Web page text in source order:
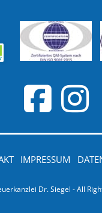
Dr. Siegel - All
IMPRESSUM